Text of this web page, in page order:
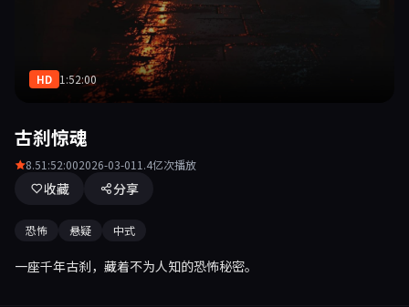
HD 1:52:00
古刹惊魂
8.51:52:002026-03-01 1.4亿次播放
收藏 分享
恐怖 悬疑 中式
一座千年古刹，藏着不为人知的恐怖秘密。